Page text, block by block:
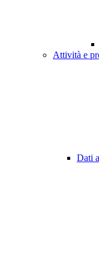
Attività e
Dati